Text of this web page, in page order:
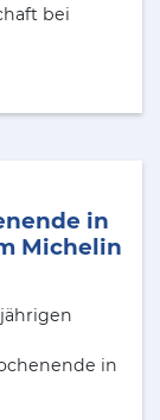
bei
in
Michelin
in